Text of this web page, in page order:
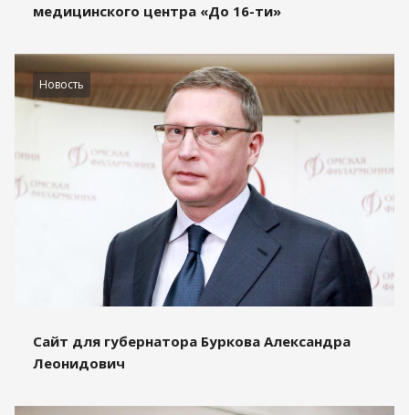
медицинского центра «До 16-ти»
Новость
Сайт для губернатора Буркова Александра
Леонидович